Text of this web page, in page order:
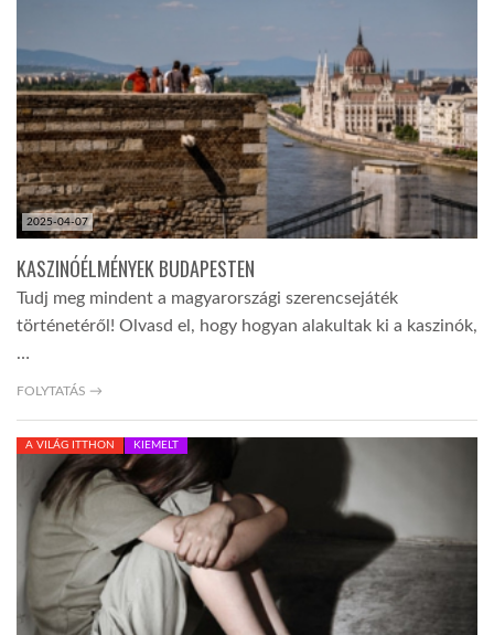
2025-04-07
KASZINÓÉLMÉNYEK BUDAPESTEN
Tudj meg mindent a magyarországi szerencsejáték
történetéről! Olvasd el, hogy hogyan alakultak ki a kaszinók,
…
FOLYTATÁS →
A VILÁG ITTHON KIEMELT